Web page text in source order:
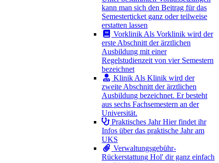
kann man sich den Beitrag für das
Semesterticket ganz oder teilweise
erstatten lassen
VorklinikAls Vorklinik wird der
erste Abschnitt der ärztlichen
Ausbildung mit einer
Regelstudienzeit von vier Semestern
bezeichnet
KlinikAls Klinik wird der
zweite Abschnitt der ärztlichen
Ausbildung bezeichnet. Er besteht
aus sechs Fachsemestern an der
Universität.
Praktisches Jahr Hier findet ihr
Infos über das praktische Jahr am
UKS
Verwaltungsgebühr-
Rückerstattung Hol' dir ganz einfach